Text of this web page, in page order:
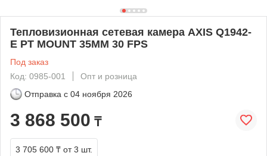
Тепловизионная сетевая камера AXIS Q1942-
E PT MOUNT 35MM 30 FPS
Под заказ
Код: 0985-001
Опт и розница
Отправка с 04 ноября 2026
3 868 500 ₸
3 705 600 ₸ от 3 шт.